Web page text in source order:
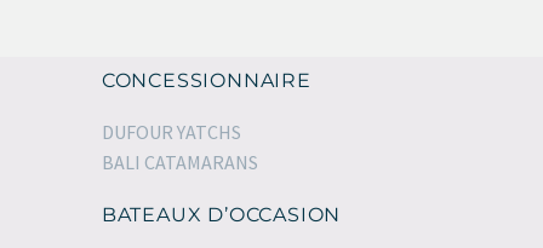
CONCESSIONNAIRE
DUFOUR YATCHS
BALI CATAMARANS
BATEAUX D’OCCASION